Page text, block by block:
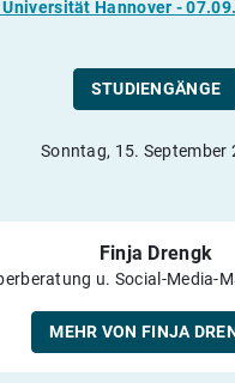
Hannover -
STUDIENGÄNGE
Sonntag, 15. September
Finja Drengk
u. Social-Media-
MEHR VON FINJA